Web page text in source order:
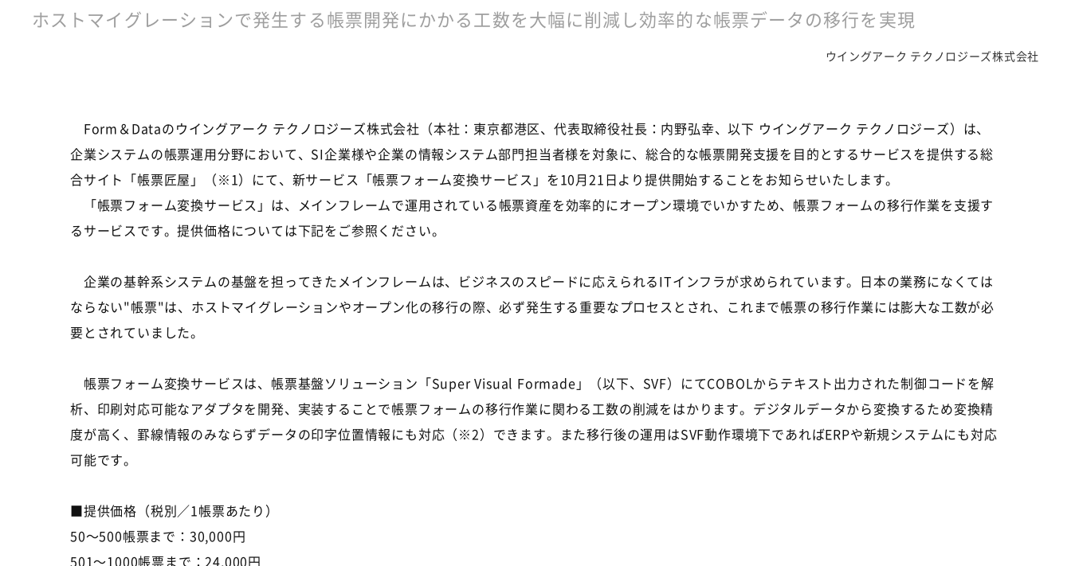
ホストマイグレーションで発生する帳票開発にかかる工数を大幅に削減し効率的な帳票データの移行を実現
ウイングアーク テクノロジーズ株式会社
Form＆Dataのウイングアーク テクノロジーズ株式会社（本社：東京都港区、代表取締役社長：内野弘幸、以下 ウイングアーク テクノロジーズ）は、
企業システムの帳票運用分野において、SI企業様や企業の情報システム部門担当者様を対象に、総合的な帳票開発支援を目的とするサービスを提供する総
合サイト「帳票匠屋」（※1）にて、新サービス「帳票フォーム変換サービス」を10月21日より提供開始することをお知らせいたします。
「帳票フォーム変換サービス」は、メインフレームで運用されている帳票資産を効率的にオープン環境でいかすため、帳票フォームの移行作業を支援す
るサービスです。提供価格については下記をご参照ください。
企業の基幹系システムの基盤を担ってきたメインフレームは、ビジネスのスピードに応えられるITインフラが求められています。日本の業務になくては
ならない"帳票"は、ホストマイグレーションやオープン化の移行の際、必ず発生する重要なプロセスとされ、これまで帳票の移行作業には膨大な工数が必
要とされていました。
帳票フォーム変換サービスは、帳票基盤ソリューション「Super Visual Formade」（以下、SVF）にてCOBOLからテキスト出力された制御コードを解
析、印刷対応可能なアダプタを開発、実装することで帳票フォームの移行作業に関わる工数の削減をはかります。デジタルデータから変換するため変換精
度が高く、罫線情報のみならずデータの印字位置情報にも対応（※2）できます。また移行後の運用はSVF動作環境下であればERPや新規システムにも対応
可能です。
■提供価格（税別／1帳票あたり）
50～500帳票まで：30,000円
501～1000帳票まで：24,000円